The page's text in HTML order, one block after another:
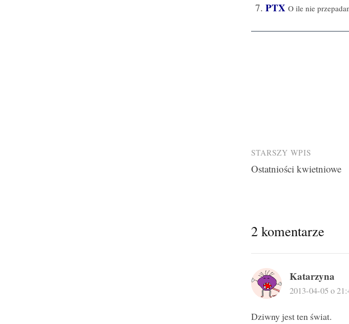
PTX O ile nie
Post
STARSZY WPIS
Ostatniości kwietniowe
2 komentarze
Katarzyna
2013-04-05 o
Dziwny jest ten świat.